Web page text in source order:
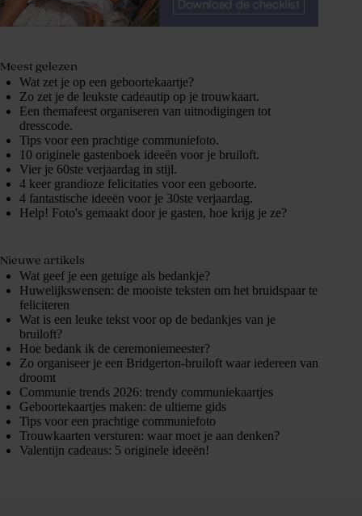
Meest gelezen
Wat zet je op een geboortekaartje?
Zo zet je de leukste cadeautip op je trouwkaart.
Een themafeest organiseren van uitnodigingen tot
dresscode.
Tips voor een prachtige communiefoto.
10 originele gastenboek ideeën voor je bruiloft.
Vier je 60ste verjaardag in stijl.
4 keer grandioze felicitaties voor een geboorte.
4 fantastische ideeën voor je 30ste verjaardag.
Help! Foto's gemaakt door je gasten, hoe krijg je ze?
Nieuwe artikels
Wat geef je een getuige als bedankje?
Huwelijkswensen: de mooiste teksten om het bruidspaar te
feliciteren
Wat is een leuke tekst voor op de bedankjes van je
bruiloft?
Hoe bedank ik de ceremoniemeester?
Zo organiseer je een Bridgerton-bruiloft waar iedereen van
droomt
Communie trends 2026: trendy communiekaartjes
Geboortekaartjes maken: de ultieme gids
Tips voor een prachtige communiefoto
Trouwkaarten versturen: waar moet je aan denken?
Valentijn cadeaus: 5 originele ideeën!